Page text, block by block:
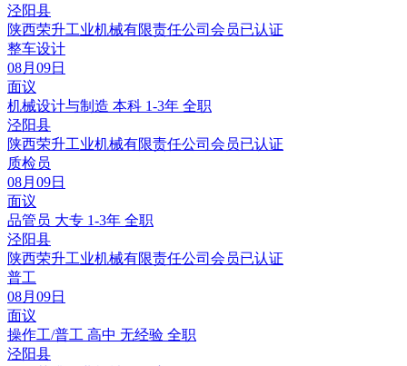
泾阳县
陕西荣升工业机械有限责任公司 会员已认证
整车设计
08月09日
面议
机械设计与制造 本科 1-3年 全职
泾阳县
陕西荣升工业机械有限责任公司 会员已认证
质检员
08月09日
面议
品管员 大专 1-3年 全职
泾阳县
陕西荣升工业机械有限责任公司 会员已认证
普工
08月09日
面议
操作工/普工 高中 无经验 全职
泾阳县